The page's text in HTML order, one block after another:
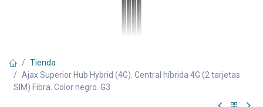
Tienda
Ajax Superior Hub Hybrid (4G). Central híbrida 4G (2 tarjetas
SIM) Fibra. Color negro. G3